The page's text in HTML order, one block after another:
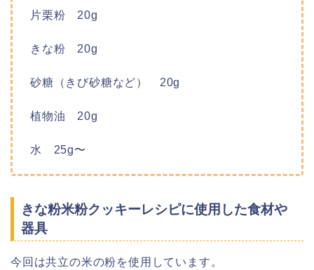
片栗粉 20g
きな粉 20g
砂糖（きび砂糖など） 20g
植物油 20g
水 25g〜
きな粉米粉クッキーレシピに使用した食材や
器具
今回は共立の米の粉を使用しています。